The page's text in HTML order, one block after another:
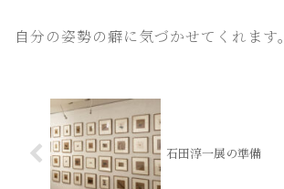
自分の姿勢の癖に気づかせてくれます。
石田淳一展の準備